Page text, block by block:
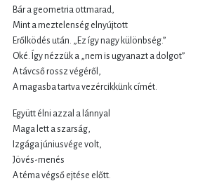
Bár a geometria ottmarad,
Mint a meztelenség elnyújtott
Erőlködés után. „Ez így nagy különbség.”
Oké. Így nézzük a „nem is ugyanazt a dolgot”
A távcső rossz végéről,
A magasba tartva vezércikkünk címét.
Együtt élni azzal a lánnyal
Maga lett a szarság,
Izgága júniusvége volt,
Jövés-menés
A téma végső ejtése előtt.